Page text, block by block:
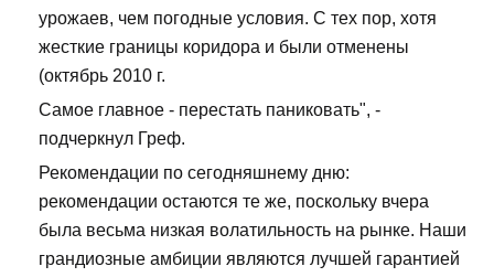
урожаев, чем погодные условия. С тех пор, хотя
жесткие границы коридора и были отменены
(октябрь 2010 г.
Самое главное - перестать паниковать", -
подчеркнул Греф.
Рекомендации по сегодняшнему дню:
рекомендации остаются те же, поскольку вчера
была весьма низкая волатильность на рынке. Наши
грандиозные амбиции являются лучшей гарантией